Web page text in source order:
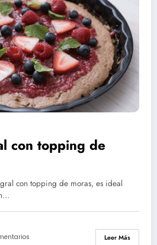
con topping de
con topping de moras, es ideal
Leer Más